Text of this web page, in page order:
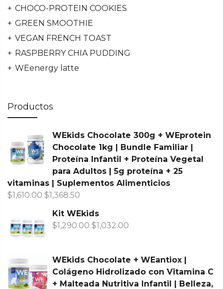
CHOCO-PROTEIN COOKIES
GREEN SMOOTHIE
VEGAN FRENCH TOAST
RASPBERRY CHIA PUDDING
WEenergy latte
Productos
WEkids Chocolate 300g + WEprotein
Chocolate 1kg | Bundle Familiar |
Proteína Infantil + Proteína Vegetal
para Adultos | 5g proteína + 25
vitaminas | Suplementos Alimenticios
$1,610.00 $1,368.50
Kit WEkids
$1,290.00 $1,032.00
WEkids Chocolate + WEantiox |
Colágeno Hidrolizado con Vitamina C
+ Malteada Nutritiva Infantil | Belleza,